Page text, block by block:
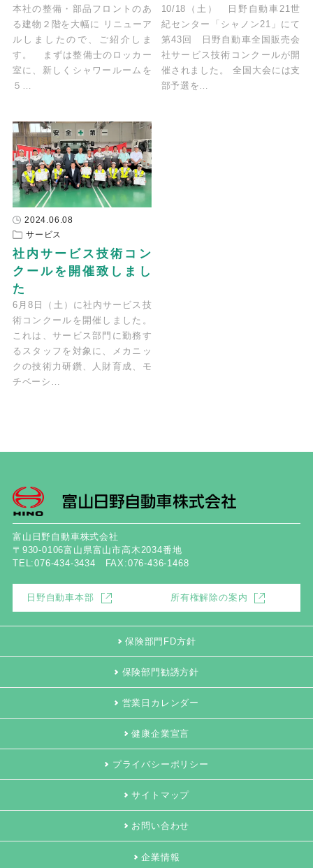
本社の整備・部品フロントのあ
る建物２階を大幅に リニューア
ルしましたので、ご紹介しま
す。 まずは整備士のロッカー
室に、新しくシャワールームを
５…
10/18（土） 日野自動車21世
紀センター「シャノン21」にて
第43回 日野自動車全国販売会
社サービス技術コンクールが開
催されました。 全国大会には支
部予選を…
2024.06.08
サービス
社内サービス技術コン
クールを開催致しまし
た
6月8日（土）に社内サービス技
術コンクールを開催しました。
これは、サービス部門に勤務す
るスタッフを対象に、メカニッ
クの技術力研鑽、人財育成、モ
チベーシ…
富山日野自動車株式会社
〒930-0106富山県富山市高木2034番地
TEL:076-434-3434 FAX:076-436-1468
日野自動車本部 所有権解除の案内
保険部門FD方針
保険部門勧誘方針
営業日カレンダー
健康企業宣言
プライバシーポリシー
サイトマップ
お問い合わせ
企業情報